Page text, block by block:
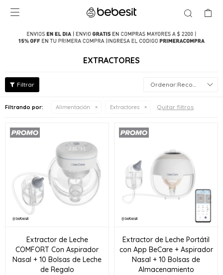

EXTRACTORES
Recomendados
Filtrando por: Alimentación Extractores Quitar filtros
Extractor de Leche
COMFORT Con Aspirador
Nasal + 10 Bolsas de Leche
de Regalo
Extractor de Leche Portátil
con App BeCare + Aspirador
Nasal + 10 Bolsas de
Almacenamiento